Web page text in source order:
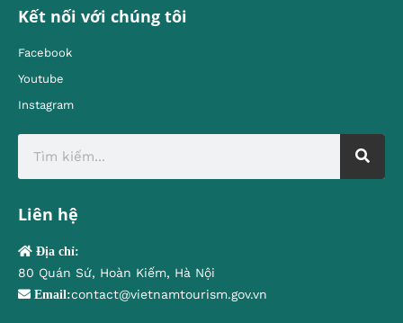
Kết nối với chúng tôi
Facebook
Youtube
Instagram
Liên hệ
Địa chỉ:
80 Quán Sứ, Hoàn Kiếm, Hà Nội
Email:contact@vietnamtourism.gov.vn